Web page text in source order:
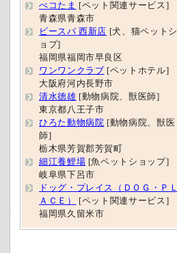
ぺコたま
[ペット関連サービス]
青森県青森市
ビースパ 西新店 [犬、猫ペットシ
ョプ]
福岡県福岡市早良区
ワンワンクラブ [ペットホテル]
大阪府河内長野市
清水徳雄 [動物病院、獣医師]
東京都八王子市
ひろた動物病院 [動物病院、獣医
師]
栃木県芳賀郡芳賀町
細江養鯉場 [魚ペットショップ]
岐阜県下呂市
ドッグ・プレイス（ＤＯＧ・ＰＬ
ＡＣＥ）
[ペット関連サービス]
福岡県久留米市